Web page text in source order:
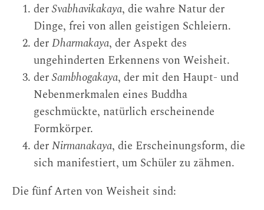
derSvabhavikakaya, die wahre Natur der
Dinge, frei von allen geistigen Schleiern.
derDharmakaya, der Aspekt des
ungehinderten Erkennens von Weisheit.
derSambhogakaya, der mit den Haupt- und
Nebenmerkmalen eines Buddha
geschmückte, natürlich erscheinende
Formkörper.
derNirmanakaya, die Erscheinungsform, die
sich manifestiert, um Schüler zu zähmen.
Die fünf Arten von Weisheit sind: